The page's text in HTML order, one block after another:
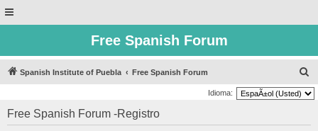
Free Spanish Forum
Spanish Institute of Puebla Free Spanish Forum
u
Idioma:
Free Spanish Forum -Registro